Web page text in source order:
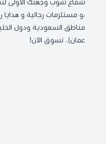
شماغ شوب وجهتك الأولى
،و مستلزمات رجالية و هدايا
مناطق السعودية ودول الخليج
عمان). تسوق الآن!